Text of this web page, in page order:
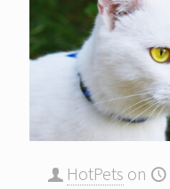
HotPets on